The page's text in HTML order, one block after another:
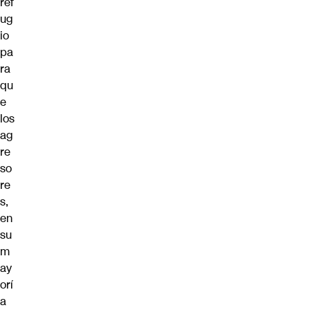
ug
io
pa
ra
qu
e
los
ag
re
so
re
s,
en
su
m
ay
orí
a